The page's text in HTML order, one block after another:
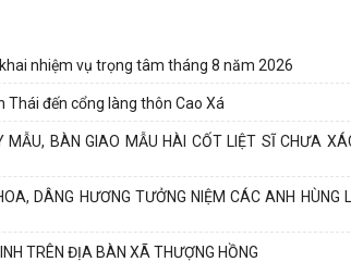
nhiệm vụ trọng tâm tháng 8 năm 2026
đến cổng làng thôn Cao Xá
MẪU, BÀN GIAO MẪU HÀI CỐT LIỆT SĨ CHƯA
DÂNG HƯƠNG TƯỞNG NIỆM CÁC ANH HÙNG
TRÊN ĐỊA BÀN XÃ THƯỢNG HỒNG